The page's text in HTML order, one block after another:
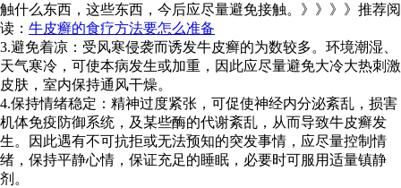
触什么东西，这些东西，今后应尽量避免接触。》》》》推荐阅
读： 牛皮癣的食疗方法要怎么准备
3.避免着凉：受风寒侵袭而诱发牛皮癣的为数较多。环境潮湿、
天气寒冷，可使本病发生或加重，因此应尽量避免大冷大热刺激
皮肤，室内保持通风干燥。
4.保持情绪稳定：精神过度紧张，可促使神经内分泌紊乱，损害
机体免疫防御系统，及某些酶的代谢紊乱，从而导致牛皮癣发
生。因此遇有不可抗拒或无法预知的突发事情，应尽量控制情
绪，保持平静心情，保证充足的睡眠，必要时可服用适量镇静
剂。